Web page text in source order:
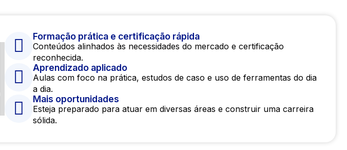
Formação prática e certificação rápida
Conteúdos alinhados às necessidades do mercado e certificação
reconhecida.
Aprendizado aplicado
Aulas com foco na prática, estudos de caso e uso de ferramentas do dia
a dia.
Mais oportunidades
Esteja preparado para atuar em diversas áreas e construir uma carreira
sólida.